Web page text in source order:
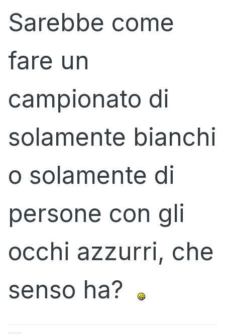
Sarebbe come
fare un
campionato di
solamente bianchi
o solamente di
persone con gli
occhi azzurri, che
senso ha?